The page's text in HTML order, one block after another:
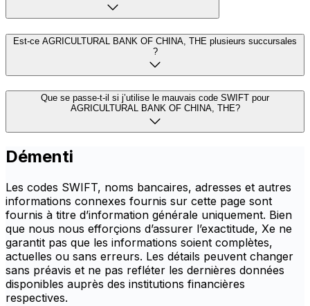
Est-ce AGRICULTURAL BANK OF CHINA, THE plusieurs succursales
?
Que se passe-t-il si j’utilise le mauvais code SWIFT pour
AGRICULTURAL BANK OF CHINA, THE?
Démenti
Les codes SWIFT, noms bancaires, adresses et autres
informations connexes fournis sur cette page sont
fournis à titre d’information générale uniquement. Bien
que nous nous efforçions d’assurer l’exactitude, Xe ne
garantit pas que les informations soient complètes,
actuelles ou sans erreurs. Les détails peuvent changer
sans préavis et ne pas refléter les dernières données
disponibles auprès des institutions financières
respectives.